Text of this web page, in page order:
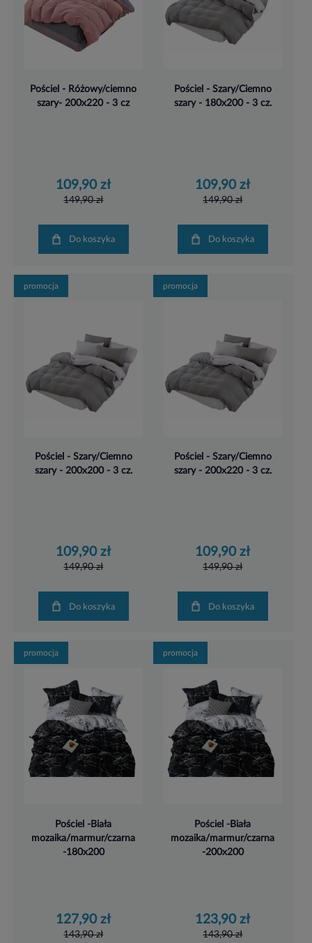
Pościel - Różowy/ciemno
szary- 200x220 - 3 cz
109,90 zł
149,90 zł
Do koszyka
Pościel - Szary/Ciemno
szary - 180x200 - 3 cz.
109,90 zł
149,90 zł
Do koszyka
Pościel - Szary/Ciemno
szary - 200x200 - 3 cz.
109,90 zł
149,90 zł
Do koszyka
promocja
Pościel - Szary/Ciemno
szary - 200x220 - 3 cz.
109,90 zł
149,90 zł
Do koszyka
promocja
Pościel -Biała
mozaika/marmur/czarna
-180x200
127,90 zł
143,90 zł
promocja
Pościel -Biała
mozaika/marmur/czarna
-200x200
123,90 zł
143,90 zł
promocja